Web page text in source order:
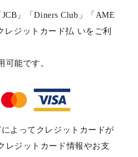
JCB」「Diners Club」「AME
レジットカード払 いをご利
可能です。
よってクレジットカードが
レジットカード情報やお支